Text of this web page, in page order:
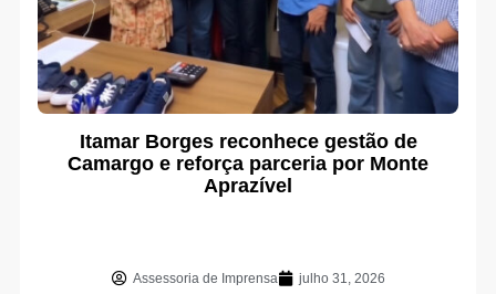
Itamar Borges reconhece gestão de
Camargo e reforça parceria por Monte
Aprazível
Assessoria de Imprensa julho 31, 2026